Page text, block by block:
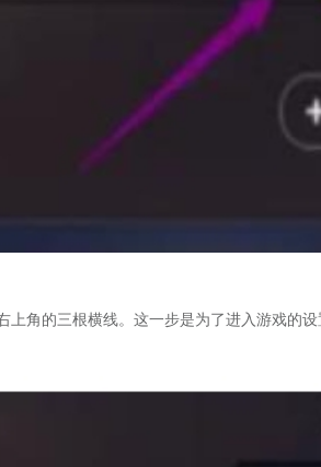
上角的三根横线。这一步是为了进入游戏的